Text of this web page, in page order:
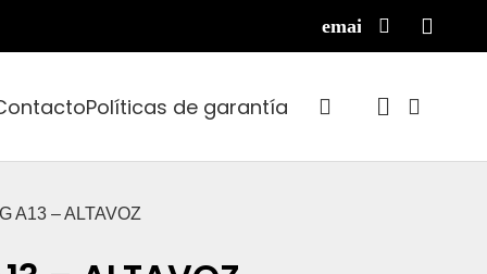
Políticas de garantía
A13 – ALTAVOZ